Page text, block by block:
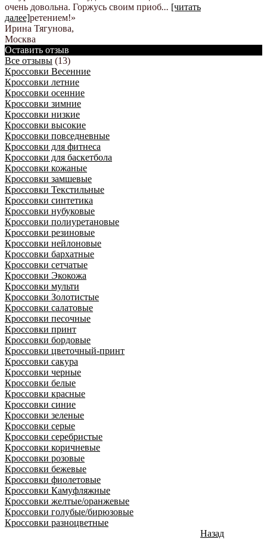
очень довольна. Горжусь своим приоб... [читать
далее]ретением!»
Ирина Тягунова,
Москва
Оставить отзыв
Все отзывы (13)
Кроссовки Весенние
Кроссовки летние
Кроссовки осенние
Кроссовки зимние
Кроссовки низкие
Кроссовки высокие
Кроссовки повседневные
Кроссовки для фитнеса
Кроссовки для баскетбола
Кроссовки кожаные
Кроссовки замшевые
Кроссовки Текстильные
Кроссовки синтетика
Кроссовки нубуковые
Кроссовки полиуретановые
Кроссовки резиновые
Кроссовки нейлоновые
Кроссовки бархатные
Кроссовки сетчатые
Кроссовки Экокожа
Кроссовки мульти
Кроссовки Золотистые
Кроссовки салатовые
Кроссовки песочные
Кроссовки принт
Кроссовки бордовые
Кроссовки цветочный-принт
Кроссовки сакура
Кроссовки черные
Кроссовки белые
Кроссовки красные
Кроссовки синие
Кроссовки зеленые
Кроссовки серые
Кроссовки серебристые
Кроссовки коричневые
Кроссовки розовые
Кроссовки бежевые
Кроссовки фиолетовые
Кроссовки Камуфляжные
Кроссовки желтые/оранжевые
Кроссовки голубые/бирюзовые
Кроссовки разноцветные
Назад